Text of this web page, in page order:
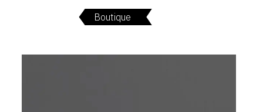
LEXIQUE ARTISTIQUE
SERVICES
Boutique